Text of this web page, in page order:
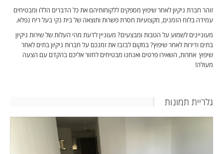
זוהר חברת ניקיון לאחר שיפוץ מספקים ללקוחותיהם את כל הדברים הללו ומבטיחים
עמידה בלוח הזמנים, מקצועיות חסרת פשרות ותוצאה של בית נקי בעל ריח נפלא.
מעוניינים לשמוע על הטבות ומבצעים? מעוניין לדעת מהי העלות של שירות ניקיון
בתים ודירות לאחר שיפוץ? במקום לבזבז את זמנכם על חברות ניקיון בתים לאחר
שיפוץ אחרות, השאירו פרטים ואנחנו מבטיחים לחזור אליכם בהקדם עם הצעה
מעולה!
גלריית תמונות